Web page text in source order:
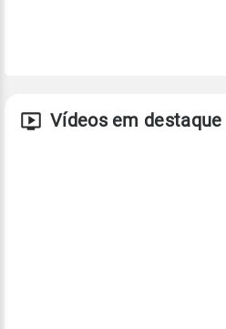
Vídeos em destaque